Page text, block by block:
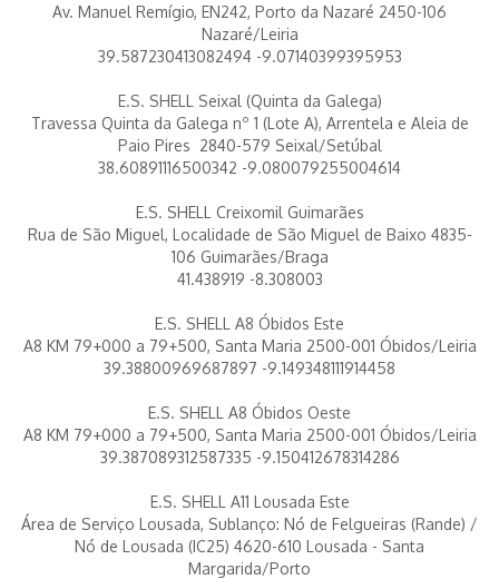
Av. Manuel Remígio, EN242, Porto da Nazaré 2450-106
Nazaré/Leiria
39.587230413082494 -9.07140399395953
E.S. SHELL Seixal (Quinta da Galega)
Travessa Quinta da Galega nº 1 (Lote A), Arrentela e Aleia de
Paio Pires 2840-579 Seixal/Setúbal
38.60891116500342 -9.080079255004614
E.S. SHELL Creixomil Guimarães
Rua de São Miguel, Localidade de São Miguel de Baixo 4835-
106 Guimarães/Braga
41.438919 -8.308003
E.S. SHELL A8 Óbidos Este
A8 KM 79+000 a 79+500, Santa Maria 2500-001 Óbidos/Leiria
39.38800969687897 -9.149348111914458
E.S. SHELL A8 Óbidos Oeste
A8 KM 79+000 a 79+500, Santa Maria 2500-001 Óbidos/Leiria
39.387089312587335 -9.150412678314286
E.S. SHELL A11 Lousada Este
Área de Serviço Lousada, Sublanço: Nó de Felgueiras (Rande) /
Nó de Lousada (IC25) 4620-610 Lousada - Santa
Margarida/Porto